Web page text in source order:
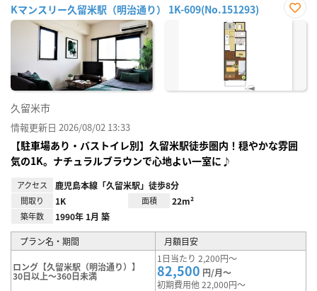
Kマンスリー久留米駅（明治通り） 1K-609(No.151293)
お気
久留米市
情報更新日 2026/08/02 13:33
【駐車場あり・バストイレ別】久留米駅徒歩圏内！穏やかな雰囲
気の1K。ナチュラルブラウンで心地よい一室に♪
アクセス 鹿児島本線「久留米駅」徒歩8分
間取り 1K 面積 22m²
築年数 1990年 1月 築
プラン名・期間 月額目安
ロング【久留米駅（明治通り）】
30日以上～360日未満
1日当たり 2,200円～
82,500 円/月～
初期費用他 22,000円～